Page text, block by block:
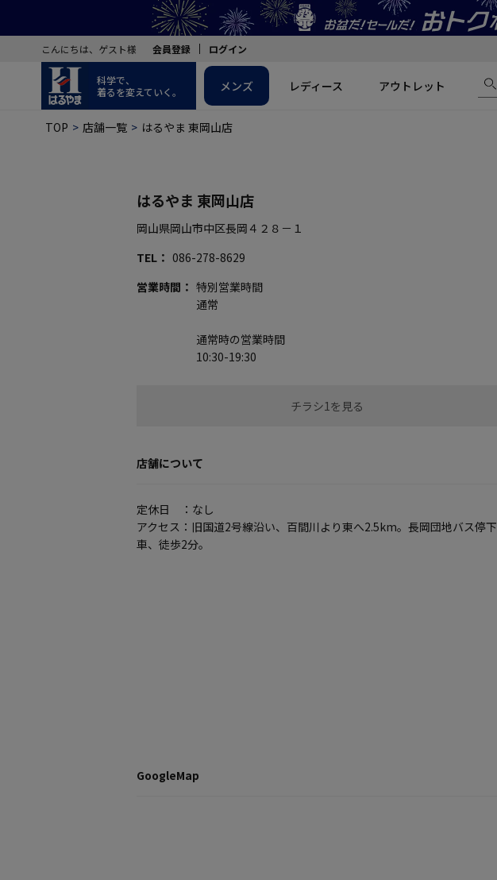
こんにちは、ゲスト様 会員登録 ログイン
科学で、
着るを変えていく。
メンズ レディース アウトレット
TOP 店舗一覧 はるやま 東岡山店
はるやま 東岡山店
岡山県岡山市中区長岡４２８－１
TEL
086-278-8629
営業時間
特別営業時間
通常
通常時の営業時間
10:30-19:30
チラシ1を見る
店舗について
定休日 ：なし
アクセス：旧国道2号線沿い、百間川より東へ2.5km。長岡団地バス停下
車、徒歩2分。
GoogleMap